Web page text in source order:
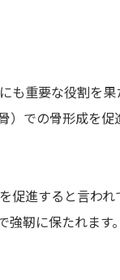
も重要な役割を
での骨形成を促
促進すると言わ
靭に保たれます。